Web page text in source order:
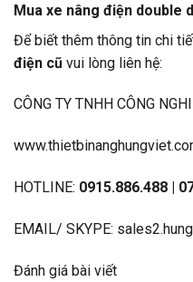
Mua xe nâng điện double
Để biết thêm thông tin chi
điện cũ vui lòng liên hệ:
CÔNG TY TNHH CÔNG
HOTLINE: 0915.886.488 |
EMAIL/ SKYPE:
Đánh giá bài viết